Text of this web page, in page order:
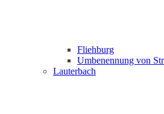
Fliehburg
Umbenennung von
Lauterbach